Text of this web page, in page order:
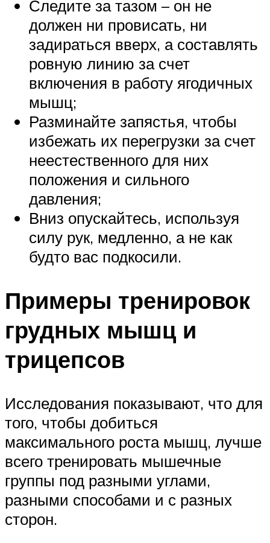
Следите за тазом – он не
должен ни провисать, ни
задираться вверх, а составлять
ровную линию за счет
включения в работу ягодичных
мышц;
Разминайте запястья, чтобы
избежать их перегрузки за счет
неестественного для них
положения и сильного
давления;
Вниз опускайтесь, используя
силу рук, медленно, а не как
будто вас подкосили.
Примеры тренировок
грудных мышц и
трицепсов
Исследования показывают, что для
того, чтобы добиться
максимального роста мышц, лучше
всего тренировать мышечные
группы под разными углами,
разными способами и с разных
сторон.